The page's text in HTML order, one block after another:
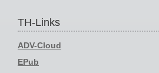
TH-Links
ADV-Cloud
EPub